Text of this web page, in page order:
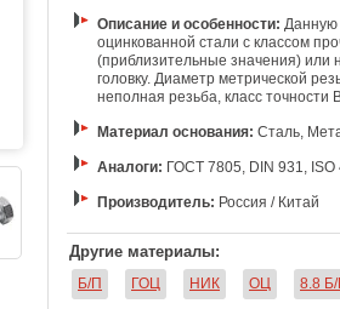
Описание и особенности: Данную
оцинкованной стали с классом
(приблизительные значения) или
головку. Диаметр метрической
неполная резьба, класс точности
Материал основания: Сталь,
Аналоги: ГОСТ 7805, DIN 931, ISO
Производитель: Россия / Китай
Другие материалы:
Б/П ГОЦ НИК ОЦ 8.8